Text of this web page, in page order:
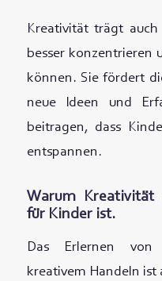
Kreativität trägt
besser konzentrieren
können. Sie fördert
neue Ideen und
beitragen, dass
entspannen.
Warum
für Kinder ist.
Das Erlernen von
kreativem Handeln ist